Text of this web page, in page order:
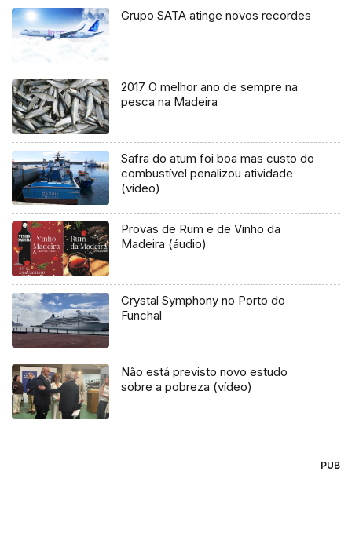
Grupo SATA atinge novos recordes
2017 O melhor ano de sempre na
pesca na Madeira
Safra do atum foi boa mas custo do
combustível penalizou atividade
(vídeo)
Provas de Rum e de Vinho da
Madeira (áudio)
Crystal Symphony no Porto do
Funchal
Não está previsto novo estudo
sobre a pobreza (vídeo)
PUB